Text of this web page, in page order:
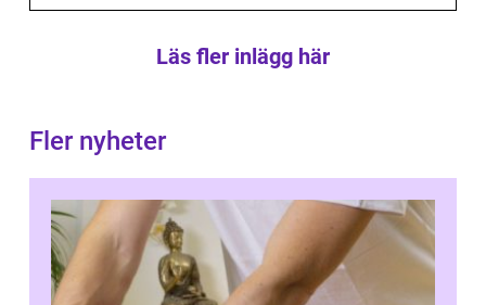
Läs fler inlägg här
Fler nyheter